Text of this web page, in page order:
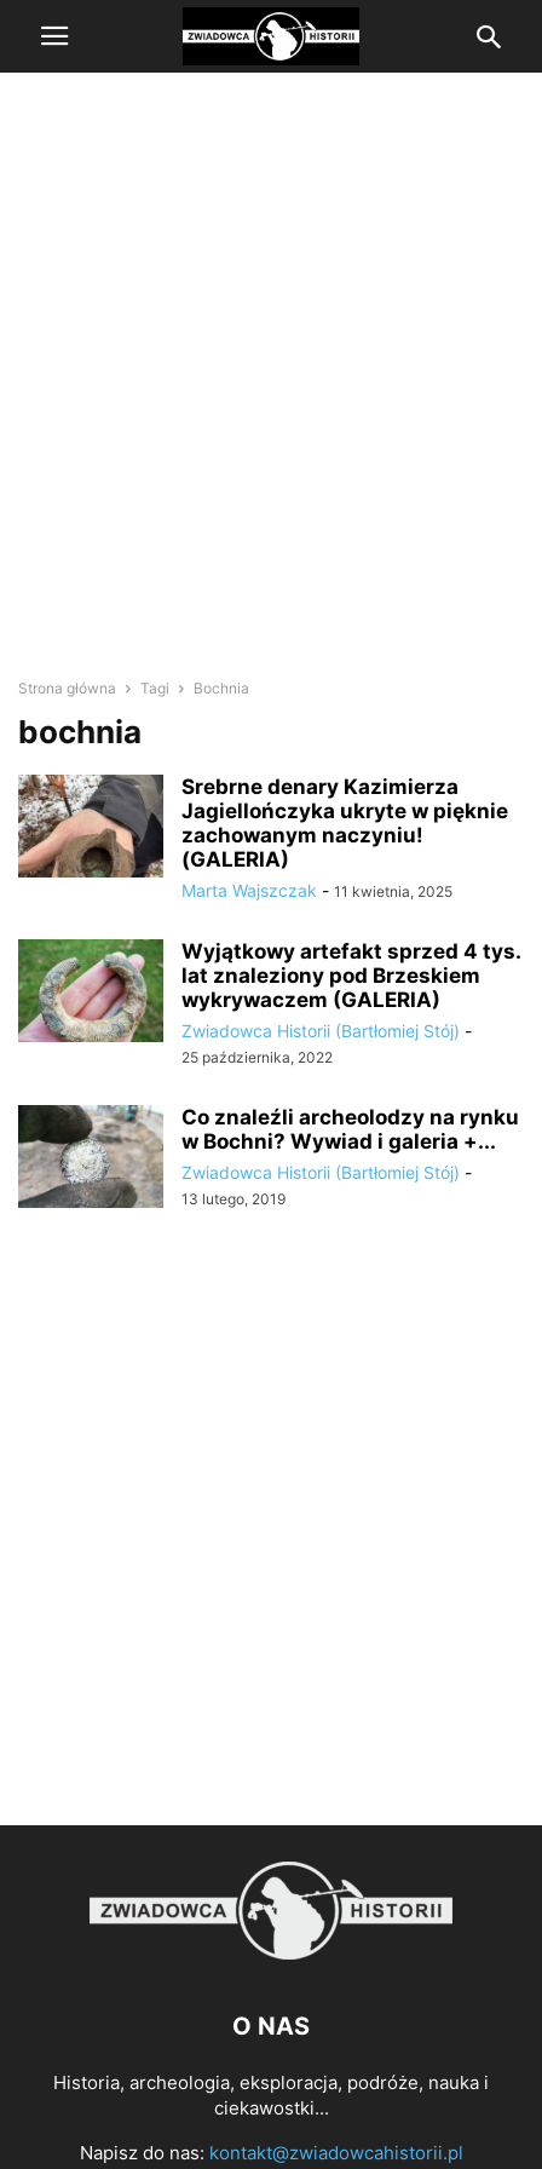
Strona główna Tagi Bochnia
bochnia
Srebrne denary Kazimierza
Jagiellończyka ukryte w pięknie
zachowanym naczyniu!
(GALERIA)
Marta Wajszczak - 11 kwietnia, 2025
Wyjątkowy artefakt sprzed 4 tys.
lat znaleziony pod Brzeskiem
wykrywaczem (GALERIA)
Zwiadowca Historii (Bartłomiej Stój) -
25 października, 2022
Co znaleźli archeolodzy na rynku
w Bochni? Wywiad i galeria +...
Zwiadowca Historii (Bartłomiej Stój) -
13 lutego, 2019
O NAS
Historia, archeologia, eksploracja, podróże, nauka i
ciekawostki...
Napisz do nas: kontakt@zwiadowcahistorii.pl